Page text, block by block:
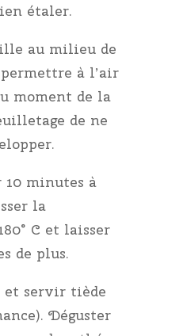
étaler.
au milieu de
à l’air
moment de la
de ne
minutes à
la
C et laisser
de plus.
et servir tiède
Déguster